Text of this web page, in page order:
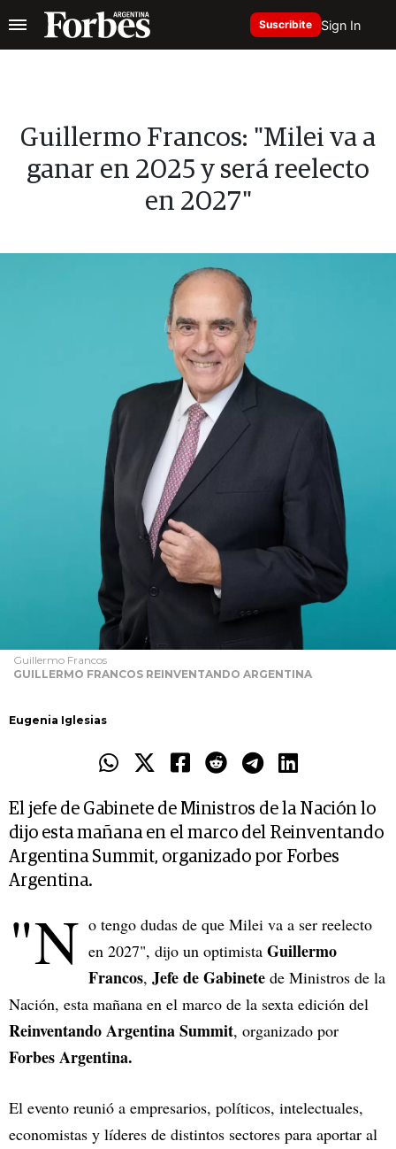
Suscribite Sign In
Guillermo Francos: "Milei va a
ganar en 2025 y será reelecto
en 2027"
Guillermo Francos
GUILLERMO FRANCOS REINVENTANDO ARGENTINA
Eugenia Iglesias
El jefe de Gabinete de Ministros de la Nación lo
dijo esta mañana en el marco del Reinventando
Argentina Summit, organizado por Forbes
Argentina.
"N o tengo dudas de que Milei va a ser reelecto
en 2027", dijo un optimista Guillermo
Francos, Jefe de Gabinete de Ministros de la
Nación, esta mañana en el marco de la sexta edición del
Reinventando Argentina Summit, organizado por
Forbes Argentina.
El evento reunió a empresarios, políticos, intelectuales,
economistas y líderes de distintos sectores para aportar al